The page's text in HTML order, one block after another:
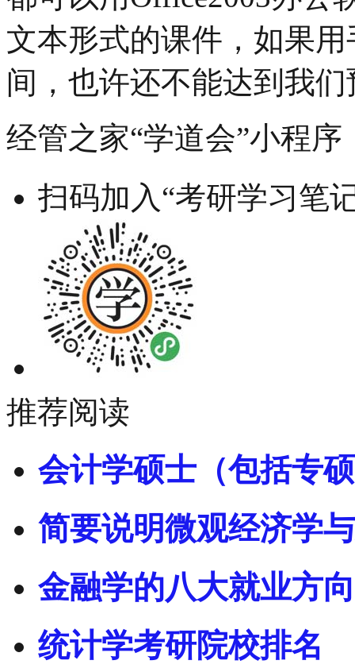
文本形式的课件，如果
间，也许还不能达到我
经管之家“学道会”小程序
扫码加入“考研学习笔
推荐阅读
会计学硕士（包括专
简要说明微观经济学
金融学的八大就业方
统计学考研院校排名